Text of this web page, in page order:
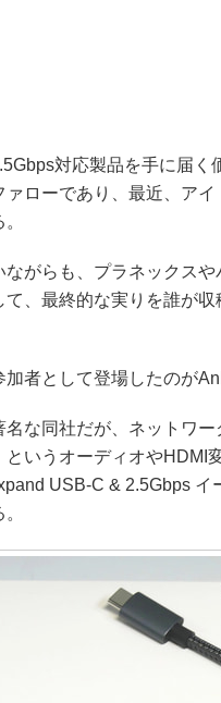
対応製品を手に届く
ローであり、最近、ア
がらも、プラネックスや
、最終的な実りを誰が
者として登場したのが
な同社だが、ネットワー
いうオーディオやHDMI
USB-C & 2.5Gbps イ